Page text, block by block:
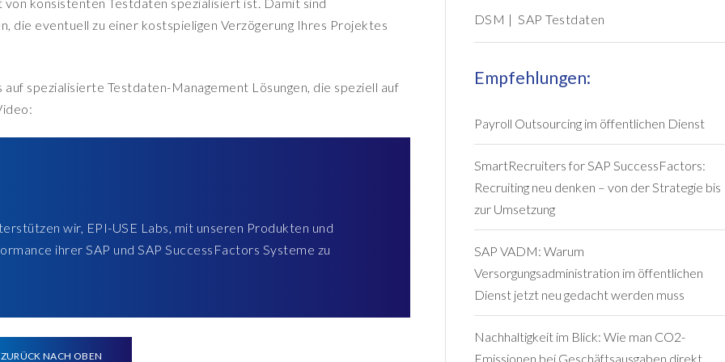
die eventuell zu einer kostspieligen Verzögerung Ihres Projektes
spezialisierte Testdaten-Management Lösungen, die speziell auf
wir, EPI-USE Labs, mit unseren Produkten und
ihrer SAP und SAP SuccessFactors Systeme zu
ZURÜCK NACH OBEN
DSM |SAP Testdaten
Empfehlungen:
Payroll Outsourcing im öffentlichen Dienst
SmartRecruiters for SAP SuccessFactors:
Recruiting neu denken – von der Strategie bis
zur Umsetzung
SAP VADM: Warum
Versorgungsadministration im öffentlichen
Dienst jetzt neu gedacht werden muss
Nachhaltigkeit im Blick: Wie man CO2-
Emissionen bei Geschäftsausgaben direkt